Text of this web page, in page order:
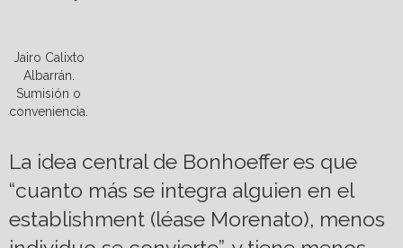
Jairo Calixto
Albarrán.
Sumisión o
conveniencia.
La idea central de Bonhoeffer es que
“cuanto más se integra alguien en el
establishment (léase Morenato), menos